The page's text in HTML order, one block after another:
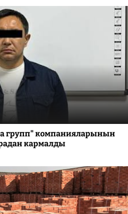
групп" компанияларынын
кармалды